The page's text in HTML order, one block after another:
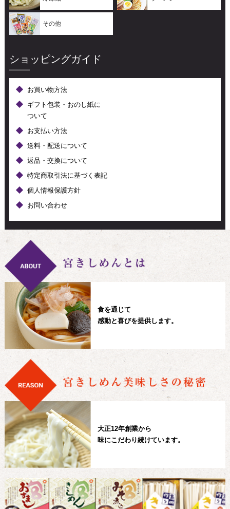
その他
ショッピングガイド
お買い物方法
ギフト包装・おのし紙に
ついて
お支払い方法
送料・配送について
返品・交換について
特定商取引法に基づく表記
個人情報保護方針
お問い合わせ
食を通じて
感動と喜びを提供します。
大正12年創業から
味にこだわり続けています。